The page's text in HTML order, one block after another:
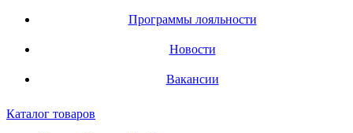
Программы лояльности
Новости
Вакансии
Каталог товаров